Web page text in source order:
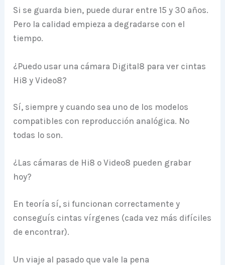
Si se guarda bien, puede durar entre 15 y 30 años.
Pero la calidad empieza a degradarse con el
tiempo.
¿Puedo usar una cámara Digital8 para ver cintas
Hi8 y Video8?
Sí, siempre y cuando sea uno de los modelos
compatibles con reproducción analógica. No
todas lo son.
¿Las cámaras de Hi8 o Video8 pueden grabar
hoy?
En teoría sí, si funcionan correctamente y
conseguís cintas vírgenes (cada vez más difíciles
de encontrar).
Un viaje al pasado que vale la pena